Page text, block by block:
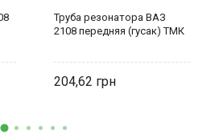
Труба резонатора ВАЗ
2108 передняя (гусак) ТМК
204,62